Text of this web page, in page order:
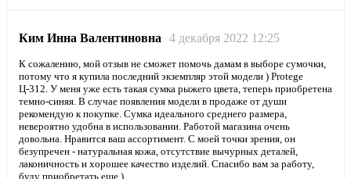
Ким Инна Валентиновна 4 декабря 2022 12:25
К сожалению, мой отзыв не сможет помочь дамам в выборе сумочки,
потому что я купила последний экземпляр этой модели ) Protege
Ц-312. У меня уже есть такая сумка рыжего цвета, теперь приобретена
темно-синяя. В случае появления модели в продаже от души
рекомендую к покупке. Сумка идеального среднего размера,
невероятно удобна в использовании. Работой магазина очень
довольна. Нравится ваш ассортимент. С моей точки зрения, он
безупречен - натуральная кожа, отсутствие вычурных деталей,
лаконичность и хорошее качество изделий. Спасибо вам за работу,
буду приобретать еще )